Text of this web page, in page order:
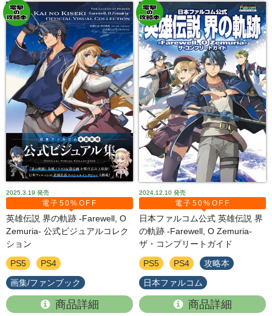
2025.3.19 発売
電子50%OFF
英雄伝説 界の軌跡 -Farewell, O
Zemuria- 公式ビジュアルコレク
ション
PS5 PS4
画集/ファンブック
商品詳細
2024.12.10 発売
電子50%OFF
日本ファルコム公式 英雄伝説 界
の軌跡 -Farewell, O Zemuria-
ザ・コンプリートガイド
PS5 PS4 攻略本
日本ファルコム
商品詳細